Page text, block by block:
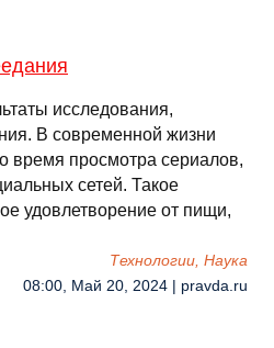
исследования,
В современной жизни
время просмотра сериалов,
сетей. Такое
удовлетворение от пищи,
Технологии, Наука
08:00, Май 20, 2024 | pravda.ru